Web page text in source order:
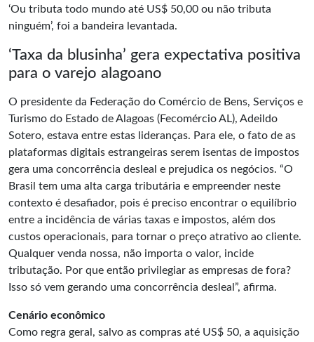
‘Ou tributa todo mundo até US$ 50,00 ou não tributa
ninguém’, foi a bandeira levantada.
‘Taxa da blusinha’ gera expectativa positiva
para o varejo alagoano
O presidente da Federação do Comércio de Bens, Serviços e
Turismo do Estado de Alagoas (Fecomércio AL), Adeildo
Sotero, estava entre estas lideranças. Para ele, o fato de as
plataformas digitais estrangeiras serem isentas de impostos
gera uma concorrência desleal e prejudica os negócios. “O
Brasil tem uma alta carga tributária e empreender neste
contexto é desafiador, pois é preciso encontrar o equilíbrio
entre a incidência de várias taxas e impostos, além dos
custos operacionais, para tornar o preço atrativo ao cliente.
Qualquer venda nossa, não importa o valor, incide
tributação. Por que então privilegiar as empresas de fora?
Isso só vem gerando uma concorrência desleal”, afirma.
Cenário econômico
Como regra geral, salvo as compras até US$ 50, a aquisição